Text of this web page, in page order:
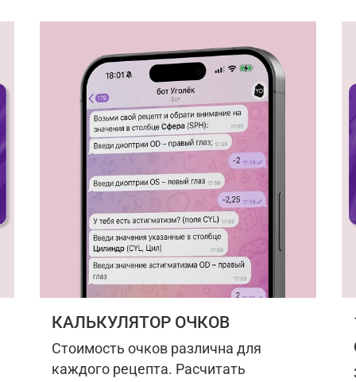
КАЛЬКУЛЯТОР ОЧКОВ
Стоимость очков различна для
каждого рецепта. Расчитать